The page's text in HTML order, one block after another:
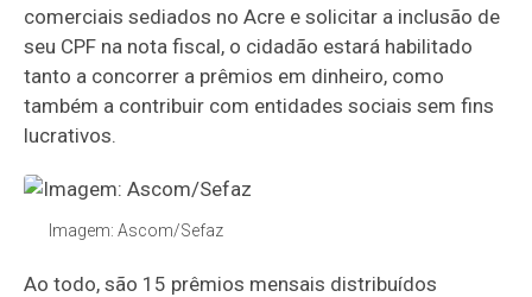
comerciais sediados no Acre e solicitar a inclusão de
seu CPF na nota fiscal, o cidadão estará habilitado
tanto a concorrer a prêmios em dinheiro, como
também a contribuir com entidades sociais sem fins
lucrativos.
Imagem: Ascom/Sefaz
Ao todo, são 15 prêmios mensais distribuídos